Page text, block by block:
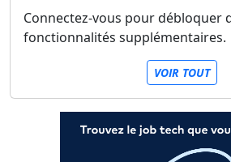
Connectez-vous pour débloquer
fonctionnalités supplémentaires.
VOIR TOUT